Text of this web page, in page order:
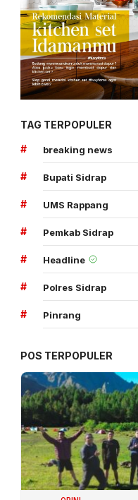
TAG TERPOPULER
#
breaking news
# Bupati Sidrap
# UMS Rappang
# Pemkab Sidrap
# Headline
# Polres Sidrap
# Pinrang
POS TERPOPULER